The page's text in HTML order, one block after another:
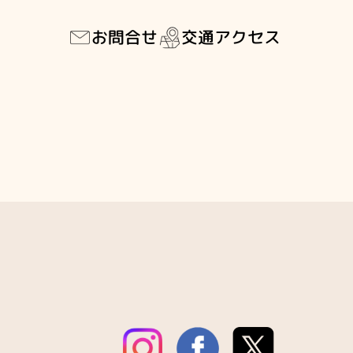
お問合せ 交通アクセス